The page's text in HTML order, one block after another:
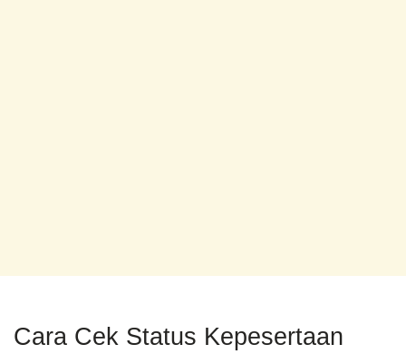
Cara Cek Status Kepesertaan